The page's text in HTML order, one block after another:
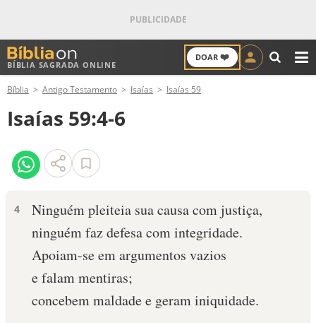
BÍBLIA SAGRADA ONLINE
DOAR ❤️
ANTIGO TESTAMENTO
NOVO TESTAMENTO
VERSÍCULOS
PALAVRA DO DIA
SALMO DO DIA
DEVOCIONAL DIÁRIO
Bíblia Antigo Testamento Isaías Isaías 59
Isaías 59:4-6
4
Ninguém pleiteia sua causa com justiça,
ninguém faz defesa com integridade.
Apoiam-se em argumentos vazios
e falam mentiras;
concebem maldade e geram iniquidade.